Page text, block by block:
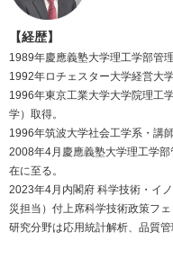
【経歴】
1989年慶應義塾大学理工学部管
1992年ロチェスター大学経営大
1996年東京工業大学大学院理工
学）取得。
1996年筑波大学社会工学系・講
2008年4月慶應義塾大学理工学
在に至る。
2023年4月内閣府 科学技術・イ
災担当）付上席科学技術政策フェ
研究分野は応用統計解析、品質管